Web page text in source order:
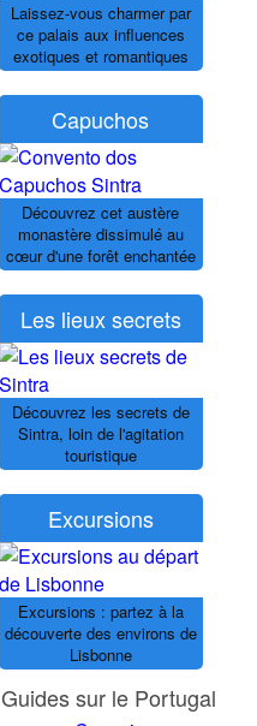
Laissez-vous charmer par
ce palais aux influences
exotiques et romantiques
Capuchos
Découvrez cet austère
monastère dissimulé au
cœur d'une forêt enchantée
Les lieux secrets
Découvrez les secrets de
Sintra, loin de l'agitation
touristique
Excursions
Excursions : partez à la
découverte des environs de
Lisbonne
Guides sur le Portugal